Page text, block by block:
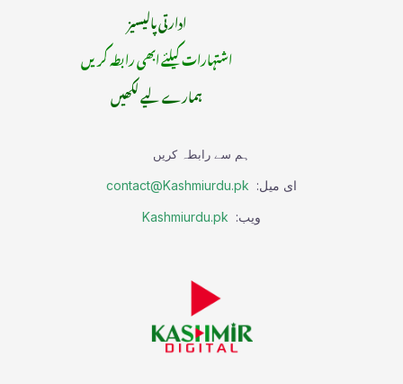
ادارتی پالیسیز
اشتہارات کیلئے ابھی رابطہ کریں
ہمارے لیے لکھیں
ہم سے رابطہ کریں
ای میل: contact@Kashmiurdu.pk
ویب: Kashmiurdu.pk